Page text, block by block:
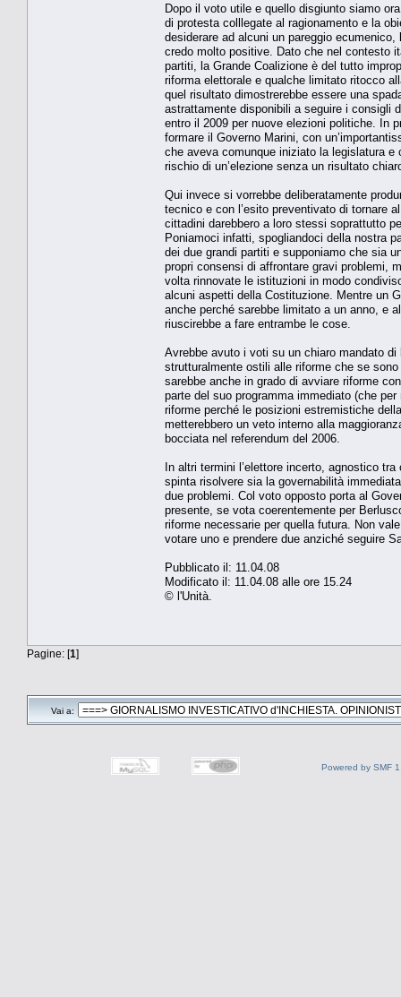
Dopo il voto utile e quello disgiunto siamo
di protesta colllegate al ragionamento e la
desiderare ad alcuni un pareggio
credo molto positive. Dato che nel contesto
partiti, la Grande Coalizione è del tutto
riforma elettorale e qualche limitato ritocco
quel risultato dimostrerebbe essere una
astrattamente disponibili a seguire i consigli
entro il 2009 per nuove elezioni politiche. In
formare il Governo Marini, con
che aveva comunque iniziato la legislatura
rischio di un’elezione senza un risultato
Qui invece si vorrebbe deliberatamente
tecnico e con l’esito preventivato di tornare
cittadini darebbero a loro stessi soprattutto
Poniamoci infatti, spogliandoci della nostra
dei due grandi partiti e supponiamo che sia
propri consensi di affrontare gravi problemi,
volta rinnovate le istituzioni in modo
alcuni aspetti della Costituzione. Mentre un
anche perché sarebbe limitato a un anno, e
riuscirebbe a fare entrambe le cose.
Avrebbe avuto i voti su un chiaro mandato
strutturalmente ostili alle riforme che se
sarebbe anche in grado di avviare riforme
parte del suo programma immediato (che
riforme perché le posizioni estremistiche
metterebbero un veto interno alla
bocciata nel referendum del 2006.
In altri termini l’elettore incerto, agnostico
spinta risolvere sia la governabilità
due problemi. Col voto opposto porta al
presente, se vota coerentemente per
riforme necessarie per quella futura. Non
votare uno e prendere due anziché seguire
Pubblicato il: 11.04.08
Modificato il: 11.04.08 alle ore 15.24
© l'Unità.
Pagine: [1]
Vai a:
Powered by SMF